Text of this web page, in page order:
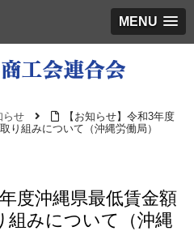
MENU
らせ
【お知らせ】令和3年度
り組みについて（沖縄労働局）
度沖縄県最低賃金額
組みについて（沖縄